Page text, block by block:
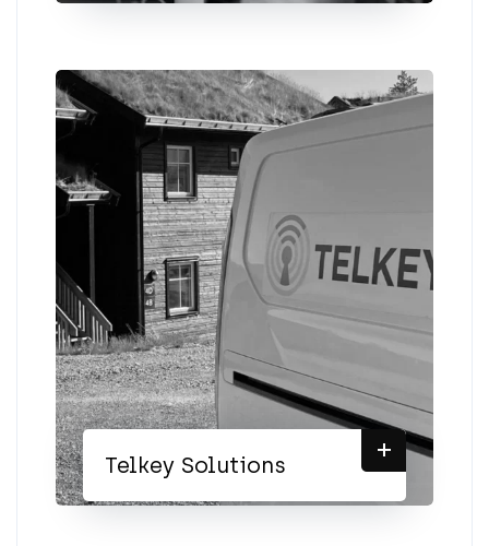
Telkey Solutions +